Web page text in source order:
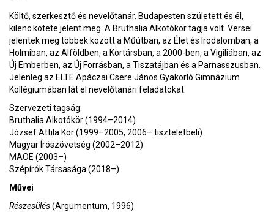
Költő, szerkesztő és nevelőtanár. Budapesten született és él,
kilenc kötete jelent meg. A Bruthalia Alkotókör tagja volt. Versei
jelentek meg többek között a Műútban, az Élet és Irodalomban, a
Holmiban, az Alföldben, a Kortársban, a 2000-ben, a Vigiliában, az
Új Emberben, az Új Forrásban, a Tiszatájban és a Parnasszusban.
Jelenleg az ELTE Apáczai Csere János Gyakorló Gimnázium
Kollégiumában lát el nevelőtanári feladatokat.
Szervezeti tagság:
Bruthalia Alkotókör (1994–2014)
József Attila Kör (1999–2005, 2006– tiszteletbeli)
Magyar Írószövetség (2002–2012)
MAOE (2003–)
Szépírók Társasága (2018–)
Művei
Részesülés(Argumentum, 1996)